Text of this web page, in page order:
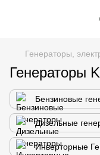
Генераторы,
Генераторы
Бензиновые
Дизельные
Инверторные